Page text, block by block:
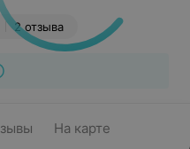
2 отзыва
На карте